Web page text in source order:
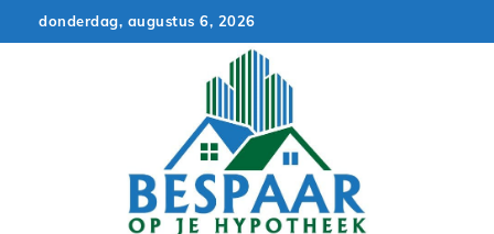
to
donderdag, augustus 6, 2026